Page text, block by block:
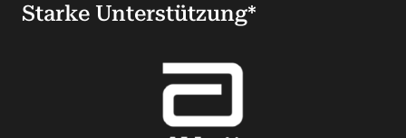
Starke Unterstützung*